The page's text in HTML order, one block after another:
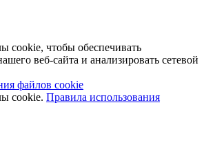
cookie, чтобы обеспечивать
веб-сайта и анализировать сетевой
файлов cookie
cookie. Правила использования